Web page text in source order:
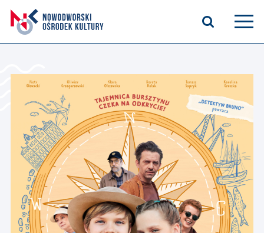
Kasyno Oficerskie
Bilety
Zajęcia stałe
Kontakt
O nas